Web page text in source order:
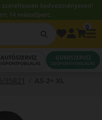
kedvezményesen!
13 másodperc.
AUTÓSZERVIZ GUMISZERVIZ
IDŐPONTFOGLALÁS
35R21